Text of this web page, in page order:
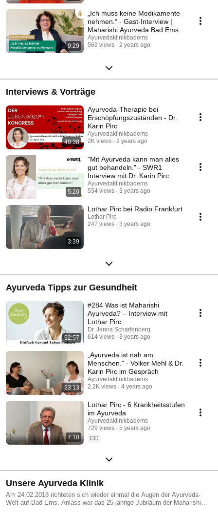
9:29
„Ich muss keine Medikamente
nehmen.“ - Gast-Interview |
Maharishi Ayurveda Bad Ems
Ayurvedaklinikbadems
569 views
2 years ago
Interviews & Vorträge
49:38
Ayurveda-Therapie bei
Erschöpfungszuständen - Dr.
Karin Pirc
Ayurvedaklinikbadems
2K views
2 years ago
5:20
"Mit Ayurveda kann man alles
gut behandeln." - SWR1
Interview mit Dr. Karin Pirc
Ayurvedaklinikbadems
554 views
3 years ago
3:39
Lothar Pirc bei Radio Frankfurt
Lothar Pirc
247 views
3 years ago
Ayurveda Tipps zur Gesundheit
52:57
#284 Was ist Maharishi
Ayurveda? – Interview mit
Lothar Pirc
Dr. Janna Scharfenberg
614 views
3 years ago
23:13
„Ayurveda ist nah am
Menschen." - Volker Mehl & Dr.
Karin Pirc im Gespräch
Ayurvedaklinikbadems
2.2K views
4 years ago
7:10
Lothar Pirc - 6 Krankheitsstufen
im Ayurveda
Ayurvedaklinikbadems
729 views
5 years ago
CC
Unsere Ayurveda Klinik
Am 24.02.2018 richteten sich wieder einmal die Augen der Ayurveda-
Welt auf Bad Ems. Anlass war das 25-jährige Jubiläum der Maharishi